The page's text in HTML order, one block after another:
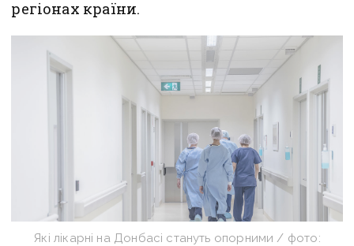
регіонах країни.
Які лікарні на Донбасі стануть опорними / фото: